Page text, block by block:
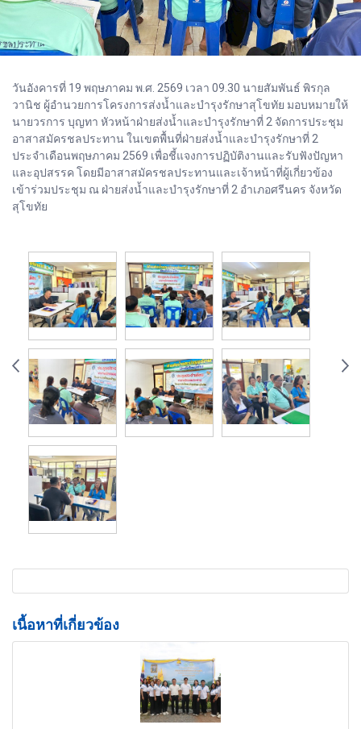
วันอังคารที่ 19 พฤษภาคม พ.ศ. 2569 เวลา 09.30 นายสัมพันธ์ พิรกุล
วานิช ผู้อำนวยการโครงการส่งน้ำและบำรุงรักษาสุโขทัย มอบหมายให้
นายวรการ บุญทา หัวหน้าฝ่ายส่งน้ำและบำรุงรักษาที่ 2 จัดการประชุม
อาสาสมัครชลประทาน ในเขตพื้นที่ฝ่ายส่งน้ำและบำรุงรักษาที่ 2
ประจำเดือนพฤษภาคม 2569 เพื่อชี้แจงการปฏิบัติงานและรับฟังปัญหา
และอุปสรรค โดยมีอาสาสมัครชลประทานและเจ้าหน้าที่ผู้เกี่ยวข้อง
เข้าร่วมประชุม ณ ฝ่ายส่งน้ำและบำรุงรักษาที่ 2 อำเภอศรีนคร จังหวัด
สุโขทัย
เนื้อหาที่เกี่ยวข้อง